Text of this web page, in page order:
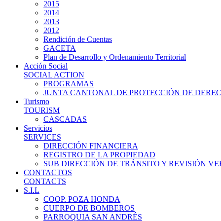
2015
2014
2013
2012
Rendición de Cuentas
GACETA
Plan de Desarrollo y Ordenamiento Territorial
Acción Social
SOCIAL ACTION
PROGRAMAS
JUNTA CANTONAL DE PROTECCIÓN DE
Turismo
TOURISM
CASCADAS
Servicios
SERVICES
DIRECCIÓN FINANCIERA
REGISTRO DE LA PROPIEDAD
SUB DIRECCIÓN DE TRÁNSITO Y REVISIÓN
CONTACTOS
CONTACTS
S.I.L
COOP. POZA HONDA
CUERPO DE BOMBEROS
PARROQUIA SAN ANDRÉS